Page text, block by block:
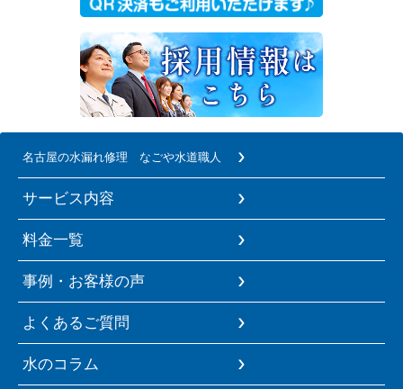
名古屋の水漏れ修理 なごや水道職人
サービス内容
料金一覧
事例・お客様の声
よくあるご質問
水のコラム